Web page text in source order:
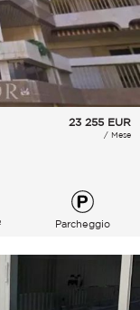
23 255 EUR
/ Mese
Parcheggio